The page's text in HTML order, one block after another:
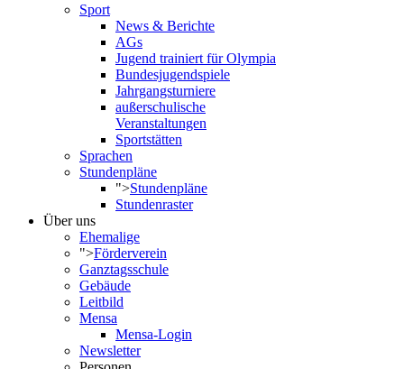
Sport
News & Berichte
AGs
Jugend trainiert für Olympia
Bundesjugendspiele
Jahrgangsturniere
außerschulische
Veranstaltungen
Sportstätten
Sprachen
Stundenpläne
">Stundenpläne
Stundenraster
Über uns
Ehemalige
">Förderverein
Ganztagsschule
Gebäude
Leitbild
Mensa
Mensa-Login
Newsletter